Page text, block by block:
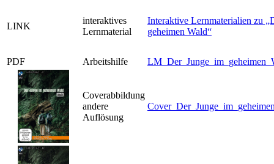
LINK
interaktives
Lernmaterial
Interaktive Lernmaterialien zu
geheimen Wald“
PDF Arbeitshilfe
Coverabbildung
andere
Auflösung